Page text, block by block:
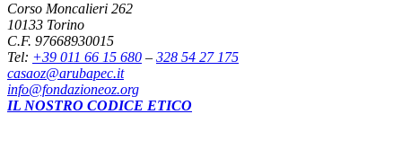
Corso Moncalieri 262
10133 Torino
C.F. 97668930015
Tel: +39 011 66 15 680 – 328 54 27 175
casaoz@arubapec.it
info@fondazioneoz.org
IL NOSTRO CODICE ETICO